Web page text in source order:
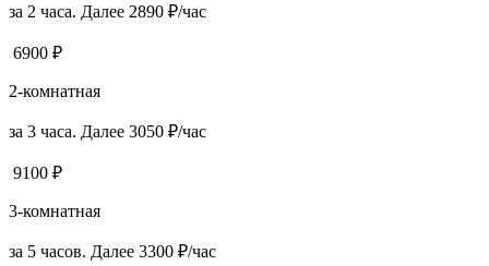
за 2 часа. Далее 2890 ₽/час
6900 ₽
2-комнатная
за 3 часа. Далее 3050 ₽/час
9100 ₽
3-комнатная
за 5 часов. Далее 3300 ₽/час